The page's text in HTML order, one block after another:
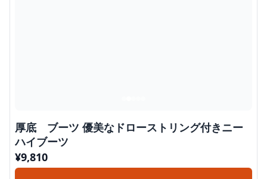
厚底 ブーツ 優美なドローストリング付きニー
ハイブーツ
¥9,810